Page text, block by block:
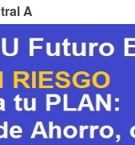
A